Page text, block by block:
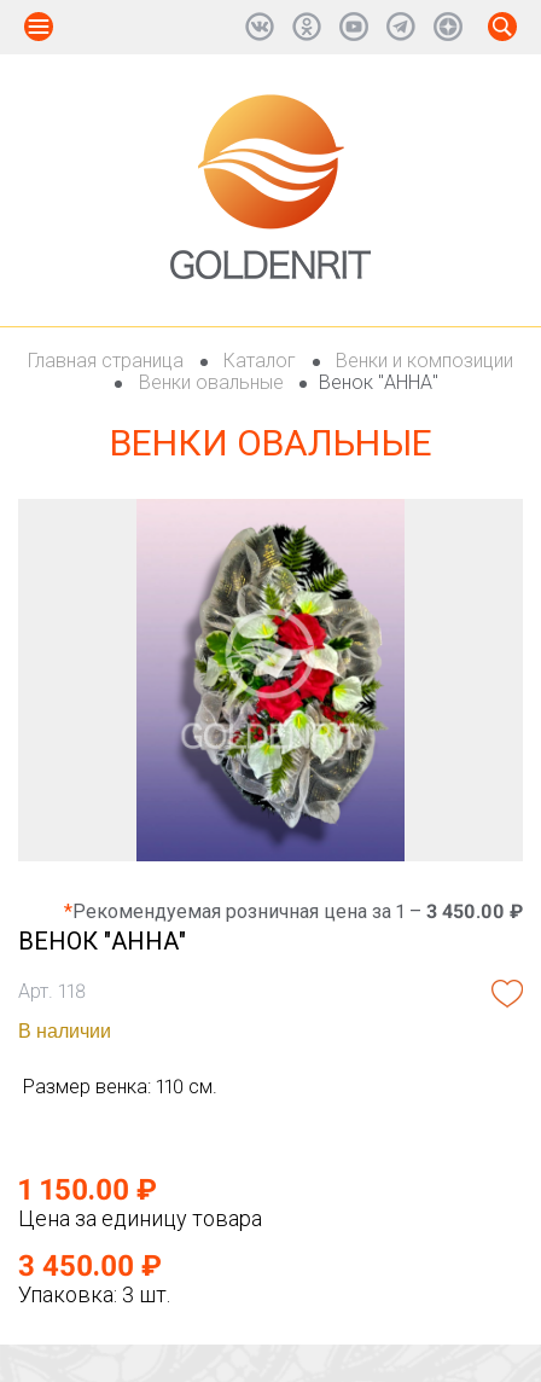
Главная страница Каталог
Венки и композиции
Венки овальные
Венок "АННА"
ВЕНКИ ОВАЛЬНЫЕ
*Рекомендуемая розничная цена за 1 – 3 450.00 ₽
ВЕНОК "АННА"
Арт. 118
В наличии
Размер венка: 110 см.
1 150.00 ₽
Цена за единицу товара
3 450.00 ₽
Упаковка: 3 шт.